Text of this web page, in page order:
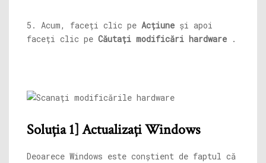
5. Acum, faceți clic pe Acțiune și apoi
faceți clic pe Căutați modificări hardware .
Soluția 1] Actualizați Windows
Deoarece Windows este conștient de faptul că